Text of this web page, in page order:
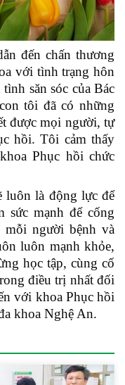
đến chấn thương
với tình trạng hôn
săn sóc của Bác
tôi đã có những
được mọi người, tự
hồi. Tôi cảm thấy
Phục hồi chức
luôn là động lực để
sức mạnh để cống
mỗi người bệnh và
luôn mạnh khỏe,
học tập, cùng cố
điều trị nhất đối
với khoa Phục hồi
khoa Nghệ An.